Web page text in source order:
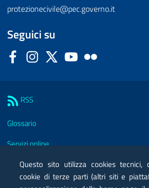
protezionecivile@pec.governo.it
Seguici su
FacebookInstagram
Twitter YouTube
RSS
Glossario
Servizi online
Moduli
Posta elettronica certificata PEC
Questo sito utilizza cookies tecnici,
cookie di terze parti (altri siti e